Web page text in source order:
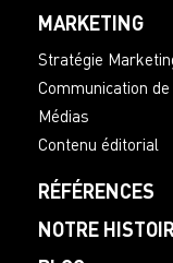
MARKETING
Stratégie
Communication
Médias
Contenu éditorial
RÉFÉRENCES
NOTRE